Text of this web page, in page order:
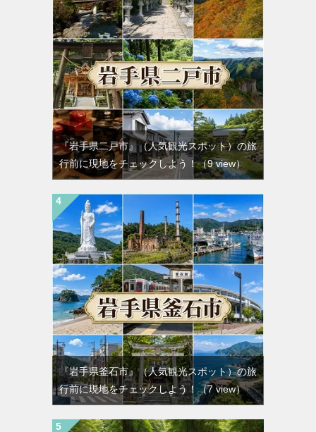
『岩手県二戸市』（人気観光スポット）の旅
行前に現地をチェックしよう！（9 view）
『岩手県釜石市』（人気観光スポット）の旅
行前に現地をチェックしよう！ （7 view）